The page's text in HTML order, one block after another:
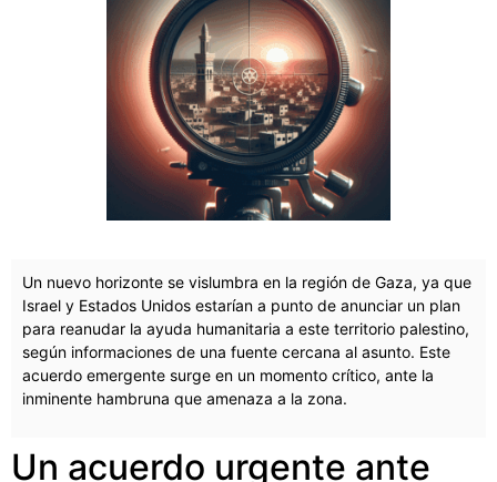
Un nuevo horizonte se vislumbra en la región de Gaza, ya que
Israel y Estados Unidos estarían a punto de anunciar un plan
para reanudar la ayuda humanitaria a este territorio palestino,
según informaciones de una fuente cercana al asunto. Este
acuerdo emergente surge en un momento crítico, ante la
inminente hambruna que amenaza a la zona.
Un acuerdo urgente ante